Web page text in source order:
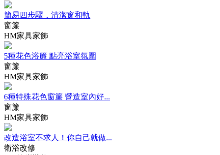
簡易四步驟，清潔窗和軌
窗簾
HM家具家飾
5種花色浴簾 點亮浴室氛圍
窗簾
HM家具家飾
6種特殊花色窗簾 營造室內好...
窗簾
HM家具家飾
改造浴室不求人！你自己就做...
衛浴改修